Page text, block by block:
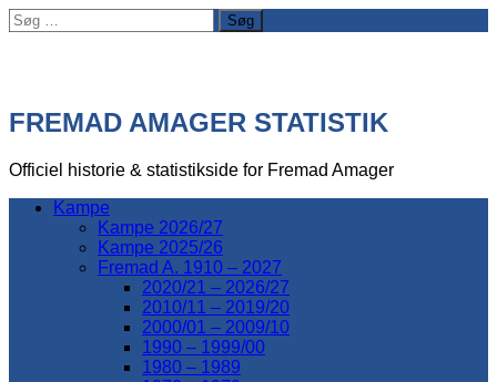
Søg
efter:
FREMAD AMAGER STATISTIK
Officiel historie & statistikside for Fremad Amager
Kampe
Kampe 2026/27
Kampe 2025/26
Fremad A. 1910 – 2027
2020/21 – 2026/27
2010/11 – 2019/20
2000/01 – 2009/10
1990 – 1999/00
1980 – 1989